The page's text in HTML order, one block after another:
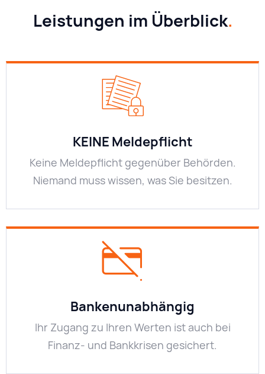
Leistungen im Überblick.
KEINE Meldepflicht
Keine Meldepflicht gegenüber Behörden.
Niemand muss wissen, was Sie besitzen.
Bankenunabhängig
Ihr Zugang zu Ihren Werten ist auch bei
Finanz- und Bankkrisen gesichert.